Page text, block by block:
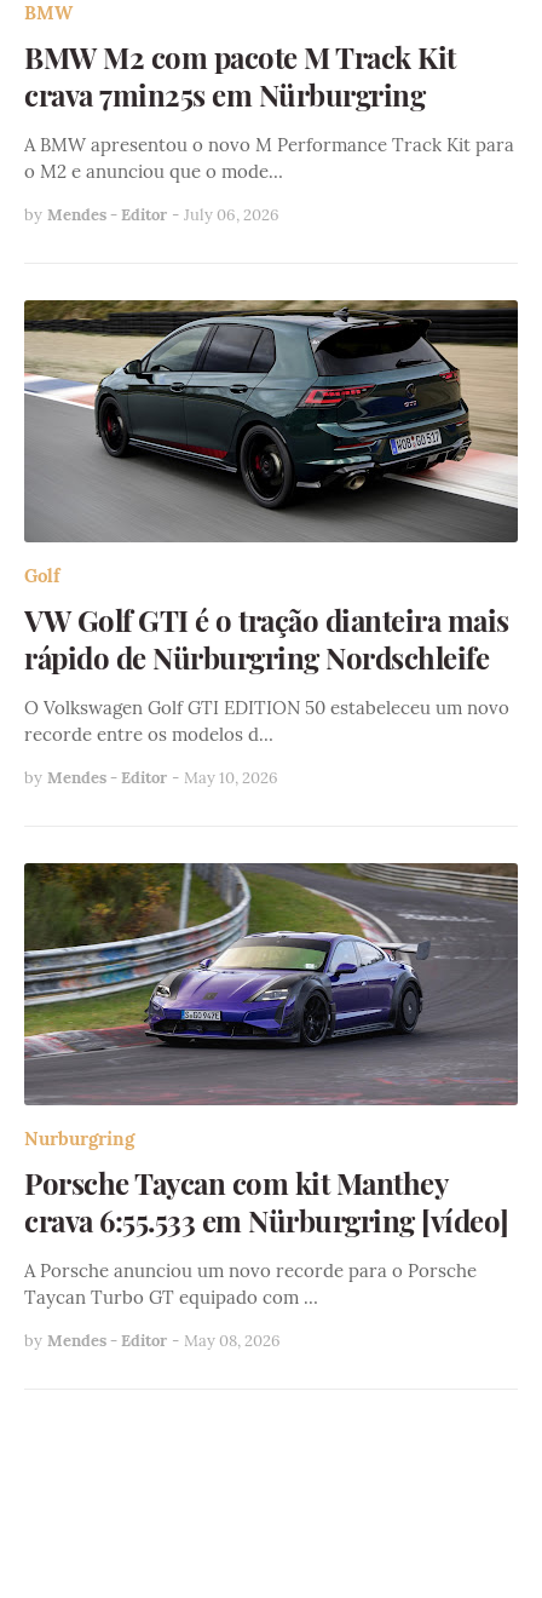
BMW
BMW M2 com pacote M Track Kit
crava 7min25s em Nürburgring
A BMW apresentou o novo M Performance Track Kit para
o M2 e anunciou que o mode…
by Mendes - Editor - July 06, 2026
Golf
VW Golf GTI é o tração dianteira mais
rápido de Nürburgring Nordschleife
O Volkswagen Golf GTI EDITION 50 estabeleceu um novo
recorde entre os modelos d…
by Mendes - Editor - May 10, 2026
Nurburgring
Porsche Taycan com kit Manthey
crava 6:55.533 em Nürburgring [vídeo]
A Porsche anunciou um novo recorde para o Porsche
Taycan Turbo GT equipado com …
by Mendes - Editor - May 08, 2026